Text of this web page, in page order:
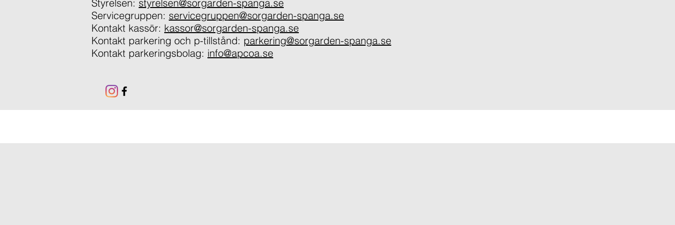
Styrelsen: styrelsen@sorgarden-spanga.se
Servicegruppen: servicegruppen@sorgarden-spanga.se
Kontakt kassör: kassor@sorgarden-spanga.se
Kontakt parkering och p-tillstånd: parkering@sorgarden-spanga.se
Kontakt parkeringsbolag: info@apcoa.se